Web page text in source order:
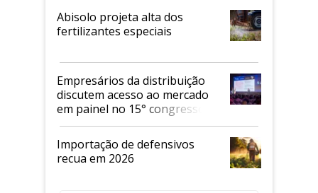
Abisolo projeta alta dos
fertilizantes especiais
Empresários da distribuição
discutem acesso ao mercado
em painel no 15° congresso
Andav
Importação de defensivos
recua em 2026